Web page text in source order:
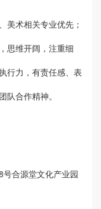
美术相关专业优先；
思维开阔，注重细
行力，有责任感、表
队合作精神。
合源堂文化产业园